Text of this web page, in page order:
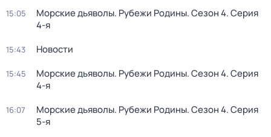
15:05 Морские дьяволы. Рубежи Родины. Сезон 4. Серия
4-я
15:43 Новости
15:45 Морские дьяволы. Рубежи Родины. Сезон 4. Серия
4-я
16:07 Морские дьяволы. Рубежи Родины. Сезон 4. Серия
5-я